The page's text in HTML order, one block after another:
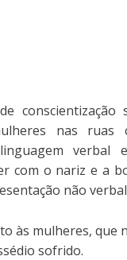
nas ruas
verbal
com o nariz e a
não
às mulheres, que
sofrido.